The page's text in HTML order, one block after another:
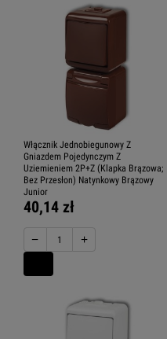
Włącznik Jednobiegunowy Z
Gniazdem Pojedynczym Z
Uziemieniem 2P+Z (Klapka Brązowa;
Bez Przesłon) Natynkowy Brązowy
Junior
40,14 zł
− +